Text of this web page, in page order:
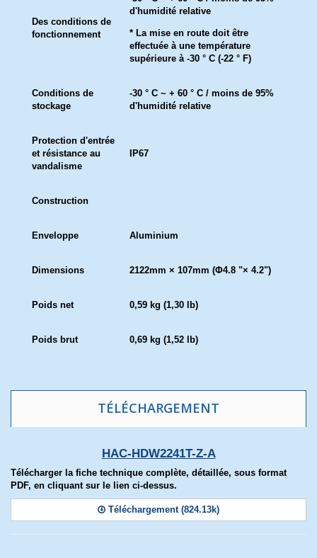
Des conditions de
fonctionnement
d'humidité relative
* La mise en route doit être
effectuée à une température
supérieure à -30 ° C (-22 ° F)
Conditions de
stockage
-30 ° C ~ + 60 ° C / moins de 95%
d'humidité relative
Protection d'entrée
et résistance au
vandalisme
IP67
Construction
Enveloppe Aluminium
Dimensions 2122mm × 107mm (Φ4.8 "× 4.2")
Poids net 0,59 kg (1,30 lb)
Poids brut 0,69 kg (1,52 lb)
TÉLÉCHARGEMENT
HAC-HDW2241T-Z-A
Télécharger la fiche technique complète, détaillée, sous format
PDF, en cliquant sur le lien ci-dessus.
Téléchargement (824.13k)